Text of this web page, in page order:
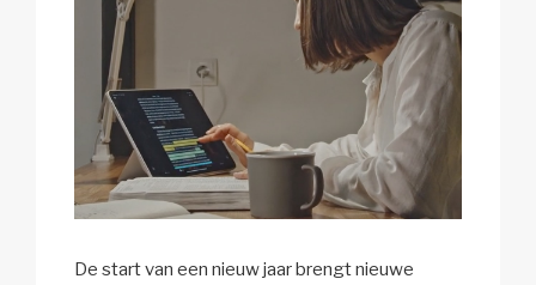
De start van een nieuw jaar brengt nieuwe